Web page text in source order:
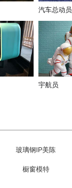
汽车总动员
宇航员
玻璃钢IP美陈
橱窗模特